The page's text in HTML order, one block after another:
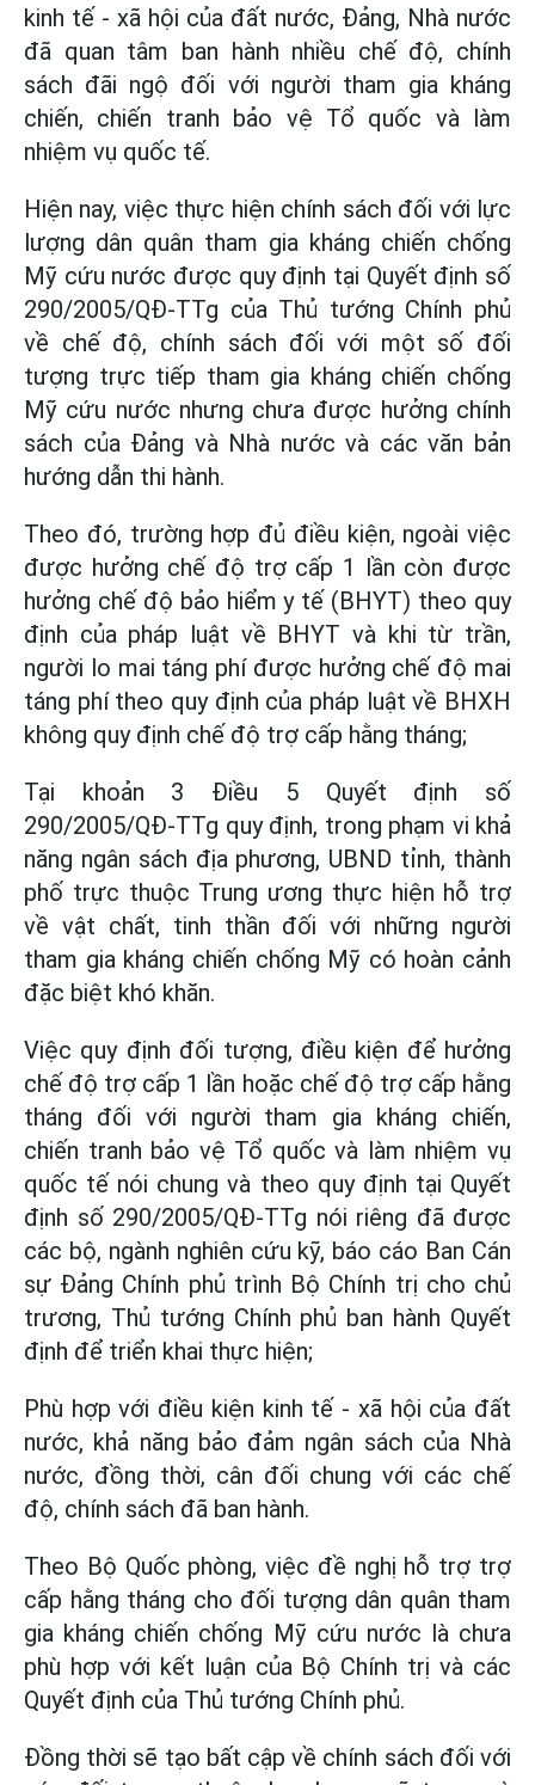
kinh tế - xã hội của đất nước, Đảng, Nhà nước
đã quan tâm ban hành nhiều chế độ, chính
sách đãi ngộ đối với người tham gia kháng
chiến, chiến tranh bảo vệ Tổ quốc và làm
nhiệm vụ quốc tế.
Hiện nay, việc thực hiện chính sách đối với lực
lượng dân quân tham gia kháng chiến chống
Mỹ cứu nước được quy định tại Quyết định số
290/2005/QĐ-TTg của Thủ tướng Chính phủ
về chế độ, chính sách đối với một số đối
tượng trực tiếp tham gia kháng chiến chống
Mỹ cứu nước nhưng chưa được hưởng chính
sách của Đảng và Nhà nước và các văn bản
hướng dẫn thi hành.
Theo đó, trường hợp đủ điều kiện, ngoài việc
được hưởng chế độ trợ cấp 1 lần còn được
hưởng chế độ bảo hiểm y tế (BHYT) theo quy
định của pháp luật về BHYT và khi từ trần,
người lo mai táng phí được hưởng chế độ mai
táng phí theo quy định của pháp luật về BHXH
không quy định chế độ trợ cấp hằng tháng;
Tại khoản 3 Điều 5 Quyết định số
290/2005/QĐ-TTg quy định, trong phạm vi khả
năng ngân sách địa phương, UBND tỉnh, thành
phố trực thuộc Trung ương thực hiện hỗ trợ
về vật chất, tinh thần đối với những người
tham gia kháng chiến chống Mỹ có hoàn cảnh
đặc biệt khó khăn.
Việc quy định đối tượng, điều kiện để hưởng
chế độ trợ cấp 1 lần hoặc chế độ trợ cấp hằng
tháng đối với người tham gia kháng chiến,
chiến tranh bảo vệ Tổ quốc và làm nhiệm vụ
quốc tế nói chung và theo quy định tại Quyết
định số 290/2005/QĐ-TTg nói riêng đã được
các bộ, ngành nghiên cứu kỹ, báo cáo Ban Cán
sự Đảng Chính phủ trình Bộ Chính trị cho chủ
trương, Thủ tướng Chính phủ ban hành Quyết
định để triển khai thực hiện;
Phù hợp với điều kiện kinh tế - xã hội của đất
nước, khả năng bảo đảm ngân sách của Nhà
nước, đồng thời, cân đối chung với các chế
độ, chính sách đã ban hành.
Theo Bộ Quốc phòng, việc đề nghị hỗ trợ trợ
cấp hằng tháng cho đối tượng dân quân tham
gia kháng chiến chống Mỹ cứu nước là chưa
phù hợp với kết luận của Bộ Chính trị và các
Quyết định của Thủ tướng Chính phủ.
Đồng thời sẽ tạo bất cập về chính sách đối với